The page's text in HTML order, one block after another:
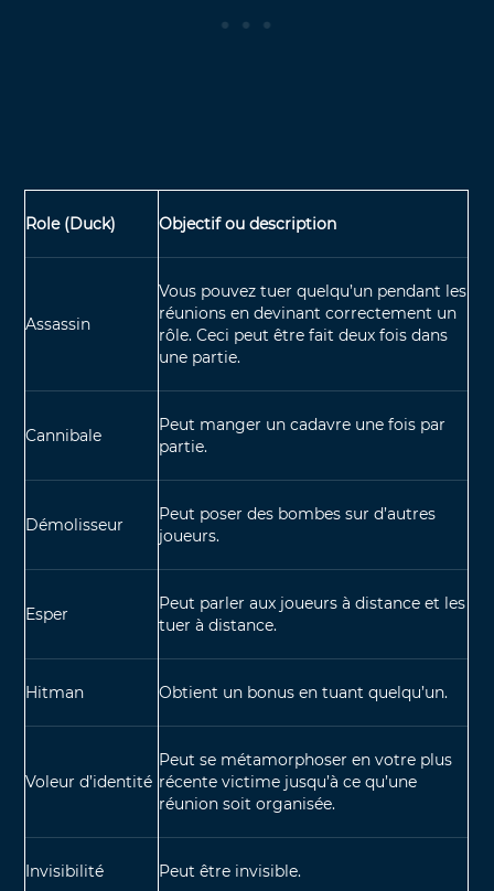
Role (Duck) Objectif ou description
Assassin
Vous pouvez tuer quelqu’un pendant les
réunions en devinant correctement un
rôle. Ceci peut être fait deux fois dans
une partie.
Cannibale
Peut manger un cadavre une fois par
partie.
Démolisseur
Peut poser des bombes sur d’autres
joueurs.
Esper
Peut parler aux joueurs à distance et les
tuer à distance.
Hitman Obtient un bonus en tuant quelqu’un.
Voleur d’identité
Peut se métamorphoser en votre plus
récente victime jusqu’à ce qu’une
réunion soit organisée.
Invisibilité Peut être invisible.